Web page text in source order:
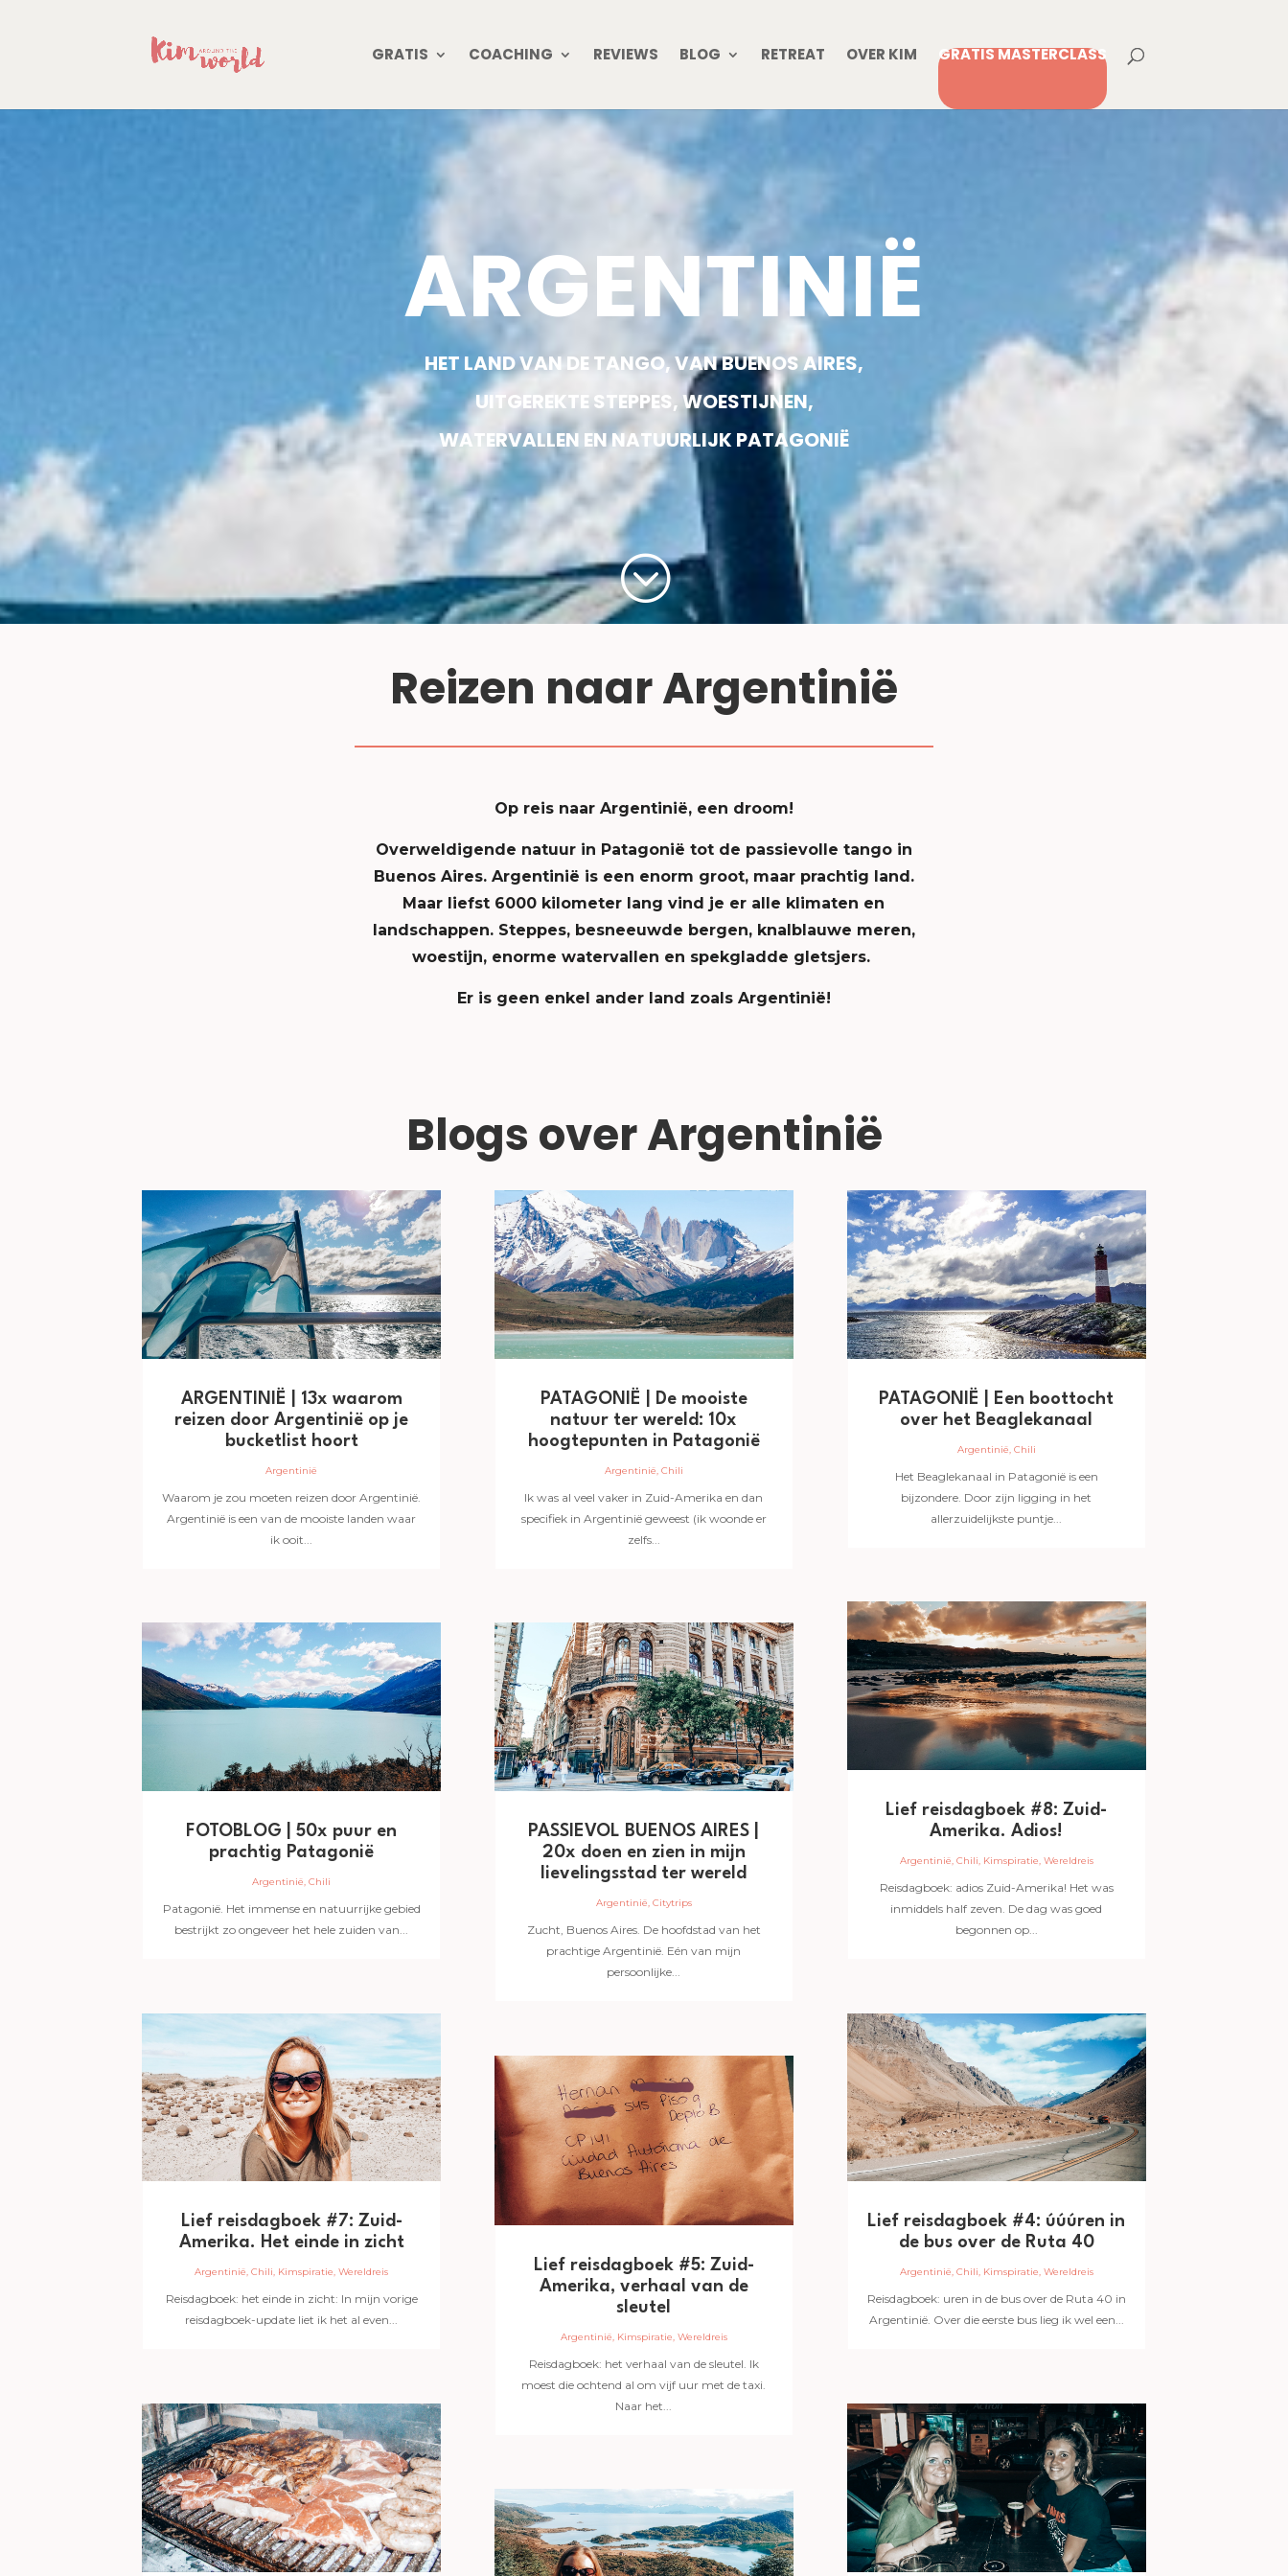
GRATIS COACHING REVIEWS BLOG RETREAT OVER KIM GRATIS MASTERCLASS
ARGENTINIË
HET LAND VAN DE TANGO, VAN BUENOS AIRES,
UITGEREKTE STEPPES, WOESTIJNEN,
WATERVALLEN EN NATUURLIJK PATAGONIË
;
Reizen naar Argentinië
Op reis naar Argentinië, een droom!
Overweldigende natuur in Patagonië tot de passievolle tango in
Buenos Aires. Argentinië is een enorm groot, maar prachtig land.
Maar liefst 6000 kilometer lang vind je er alle klimaten en
landschappen. Steppes, besneeuwde bergen, knalblauwe meren,
woestijn, enorme watervallen en spekgladde gletsjers.
Er is geen enkel ander land zoals Argentinië!
Blogs over Argentinië
ARGENTINIË | 13x waarom
reizen door Argentinië op je
bucketlist hoort
Argentinië
Waarom je zou moeten reizen door Argentinië.
Argentinië is een van de mooiste landen waar
ik ooit...
FOTOBLOG | 50x puur en
prachtig Patagonië
Argentinië,Chili
Patagonië. Het immense en natuurrijke gebied
bestrijkt zo ongeveer het hele zuiden van...
Lief reisdagboek #7: Zuid-
Amerika. Het einde in zicht
Argentinië,Chili, Kimspiratie,Wereldreis
Reisdagboek: het einde in zicht: In mijn vorige
reisdagboek-update liet ik het al even...
PATAGONIË | De mooiste
natuur ter wereld: 10x
hoogtepunten in Patagonië
Argentinië, Chili
Ik was al veel vaker in Zuid-Amerika en dan
specifiek in Argentinië geweest (ik woonde er
zelfs...
PASSIEVOL BUENOS AIRES |
20x doen en zien in mijn
lievelingsstad ter wereld
Argentinië, Citytrips
Zucht, Buenos Aires. De hoofdstad van het
prachtige Argentinië. Eén van mijn
persoonlijke...
Lief reisdagboek #5: Zuid-
Amerika, verhaal van de
sleutel
Argentinië, Kimspiratie, Wereldreis
Reisdagboek: het verhaal van de sleutel. Ik
moest die ochtend al om vijf uur met de taxi.
Naar het...
PATAGONIË | Een boottocht
over het Beaglekanaal
Argentinië, Chili
Het Beaglekanaal in Patagonië is een
bijzondere. Door zijn ligging in het
allerzuidelijkste puntje...
Lief reisdagboek #8: Zuid-
Amerika. Adios!
Argentinië, Chili, Kimspiratie, Wereldreis
Reisdagboek: adios Zuid-Amerika! Het was
inmiddels half zeven. De dag was goed
begonnen op...
Lief reisdagboek #4: úúúren in
de bus over de Ruta 40
Argentinië, Chili, Kimspiratie, Wereldreis
Reisdagboek: uren in de bus over de Ruta 40 in
Argentinië. Over die eerste bus lieg ik wel een...